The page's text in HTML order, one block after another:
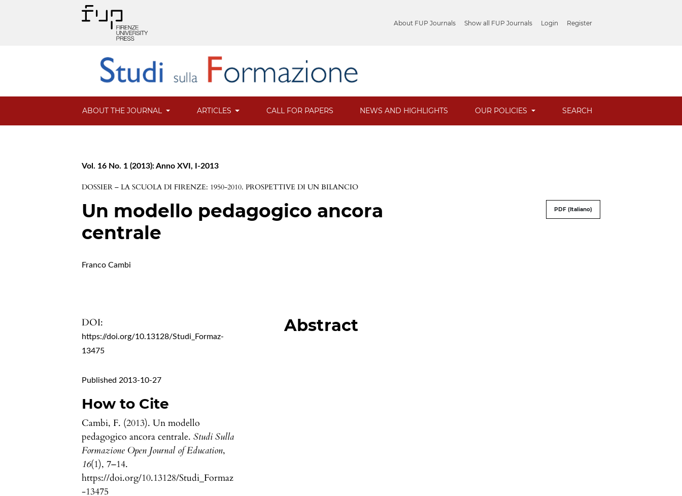
About FUP Journals Show all FUP Journals Login Register
ABOUT THE JOURNAL ARTICLES CALL FOR PAPERS NEWS AND HIGHLIGHTS OUR POLICIES SEARCH
Vol. 16 No. 1 (2013): Anno XVI, I-2013
DOSSIER – LA SCUOLA DI FIRENZE: 1950-2010. PROSPETTIVE DI UN BILANCIO
Un modello pedagogico ancora
centrale
PDF (Italiano)
Franco Cambi
DOI:
https://doi.org/10.13128/Studi_Formaz-
13475
Published 2013-10-27
How to Cite
Cambi, F. (2013). Un modello
pedagogico ancora centrale.Studi Sulla
Formazione Open Journal of Education,
16(1), 7–14.
https://doi.org/10.13128/Studi_Formaz
-13475
Abstract